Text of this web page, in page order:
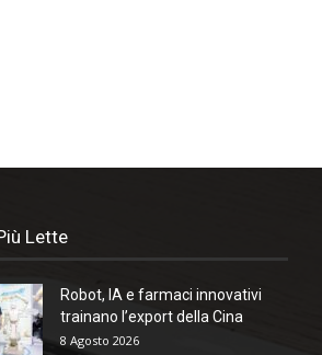
Lette
Robot, IA e farmaci innovativi
trainano l’export della Cina
8 Agosto 2026